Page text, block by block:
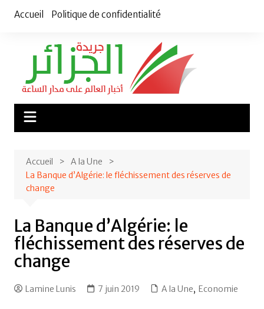
Accueil Politique de confidentialité
Accueil
A la Une
La Banque d’Algérie: le fléchissement des réserves de
change
La Banque d’Algérie: le
fléchissement des réserves de
change
Lamine Lunis 7 juin 2019 A la Une, Economie